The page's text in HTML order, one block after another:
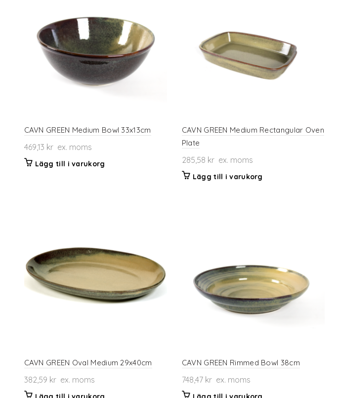
CAVN GREEN Medium Bowl 33x13cm
469,13 krex. moms
Lägg till i varukorg
CAVN GREEN Medium Rectangular Oven
Plate
285,58 krex. moms
Lägg till i varukorg
CAVN GREEN Oval Medium 29x40cm
382,59 krex. moms
CAVN GREEN Rimmed Bowl 38cm
748,47 krex. moms